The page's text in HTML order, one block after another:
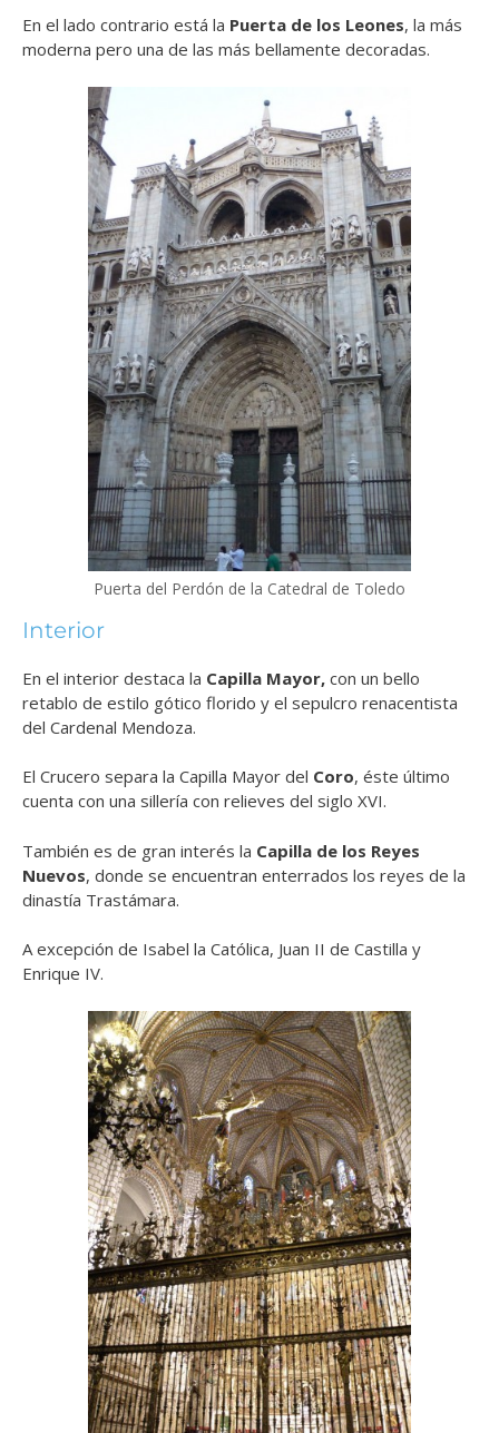
En el lado contrario está la Puerta de los Leones, la más
moderna pero una de las más bellamente decoradas.
Puerta del Perdón de la Catedral de Toledo
Interior
En el interior destaca la Capilla Mayor, con un bello
retablo de estilo gótico florido y el sepulcro renacentista
del Cardenal Mendoza.
El Crucero separa la Capilla Mayor del Coro, éste último
cuenta con una sillería con relieves del siglo XVI.
También es de gran interés la Capilla de los Reyes
Nuevos, donde se encuentran enterrados los reyes de la
dinastía Trastámara.
A excepción de Isabel la Católica, Juan II de Castilla y
Enrique IV.